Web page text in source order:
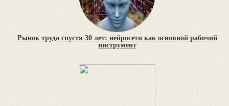
Рынок труда спустя 30 лет: нейросети как основной рабочий
инструмент